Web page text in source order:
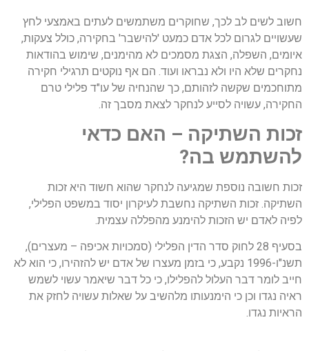
חשוב לשים לב לכך, שחוקרים משתמשים לעתים באמצעי לחץ
שעשויים לגרום לכל אדם כמעט 'להישבר' בחקירה, כולל צעקות,
איומים, השפלה, הצגת מסמכים לא מהימנים, שימוש בהודאות
נחקרים שלא היו ולא נבראו ועוד. הם אף נוקטים תרגילי חקירה
מתוחכמים שקשה לזהותם, כך שהנחיה של עו"ד פלילי טרם
החקירה, עשויה לסייע לנחקר לצאת מסבך זה.
זכות השתיקה – האם כדאי
להשתמש בה?
זכות חשובה נוספת שמגיעה לנחקר שהוא חשוד היא זכות
השתיקה. זכות השתיקה נחשבת לעיקרון יסוד במשפט הפלילי,
לפיה לאדם יש הזכות להימנע מהפללה עצמית.
בסעיף 28 לחוק סדר הדין הפלילי (סמכויות אכיפה – מעצרים),
תשנ"ו-1996 נקבע, כי בזמן מעצרו של אדם יש להזהירו, כי הוא לא
חייב לומר דבר העלול להפלילו, כי כל דבר שיאמר עשוי לשמש
ראיה נגדו וכן כי הימנעותו מלהשיב על שאלות עשויה לחזק את
הראיות נגדו.